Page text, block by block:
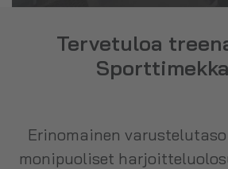
Tervetuloa
Erinomainen
monipuoliset